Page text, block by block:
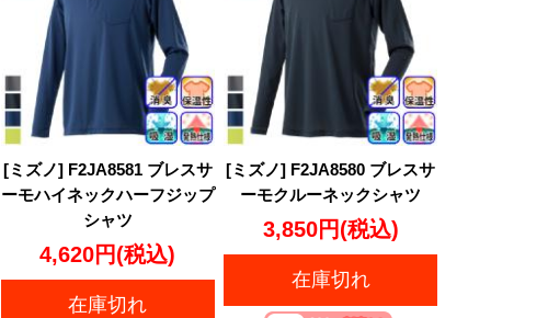
[ミズノ] F2JA8581 ブレスサ
ーモハイネックハーフジップ
シャツ
4,620円(税込)
在庫切れ
[ミズノ] F2JA8580 ブレスサ
ーモクルーネックシャツ
3,850円(税込)
在庫切れ